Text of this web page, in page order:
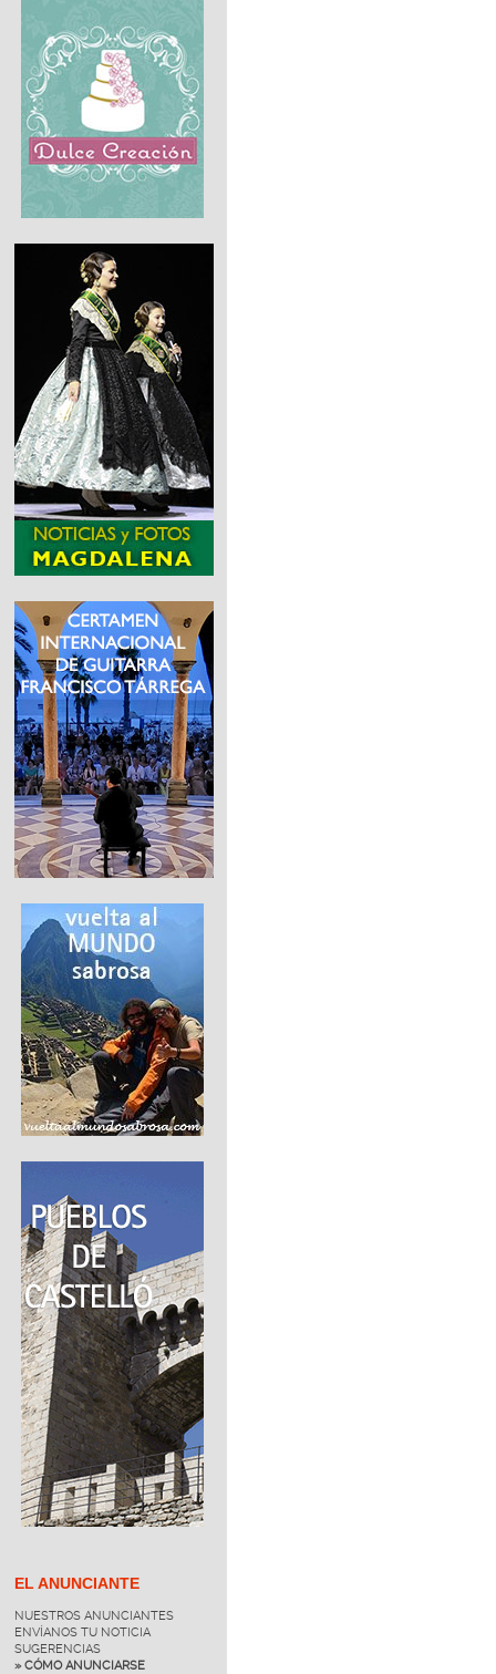
EL ANUNCIANTE
NUESTROS ANUNCIANTES
ENVÍANOS TU NOTICIA
SUGERENCIAS
» CÓMO ANUNCIARSE